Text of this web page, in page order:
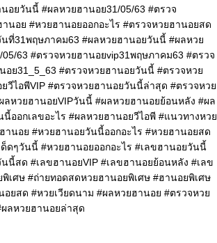
อยวันนี้ #ผลหวยฮานอย31/05/63 #ตรวจ
อย #หวยฮานอยออกอะไร #ตรวจหวยฮานอยสด
นที่31พฤษภาคม63 #ผลหวยฮานอยวันนี้ #ผลหว
63 #ตรวจหวยฮานอยvip31พฤษภาคม63 #ตรวจ
ย31_5_63 #ตรวจหวยฮานอยวันนี้ #ตรวจหว
วีไอพีVIP #ตรวจหวยฮานอยวันนี้ล่าสุด #ตรวจหว
หวยฮานอยVIPวันนี้ #ผลหวยฮานอยย้อนหลัง #ผล
ออกเลขอะไร #ผลหวยฮานอยวีไอพี #แนวทางหว
นอย #หวยฮานอยวันนี้ออกอะไร #หวยฮานอยสด
ดๆวันนี้ #หวยฮานอยออกอะไร #เลขฮานอยวันนี้
นี้สด #เลขฮานอยVIP #เลขฮานอยย้อนหลัง #เลข
ศษ #ถ่ายทอดสดหวยฮานอยพิเศษ #ฮานอยพิเศษ
ยสด #หวยเวียดนาม #ผลหวยฮานอย #ตรวจหว
ลหวยฮานอยล่าสุด